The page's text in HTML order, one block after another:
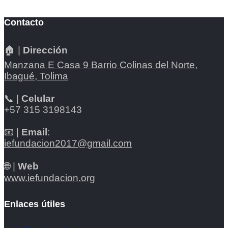
Contacto
🏠 | Dirección
Manzana E Casa 9 Barrio Colinas del Norte,
Ibagué, Tolima
📞 | Celular
+57 315 3198143
📧 | Email :
iefundacion2017@gmail.com
🌐 | Web
www.iefundacion.org
Enlaces útiles